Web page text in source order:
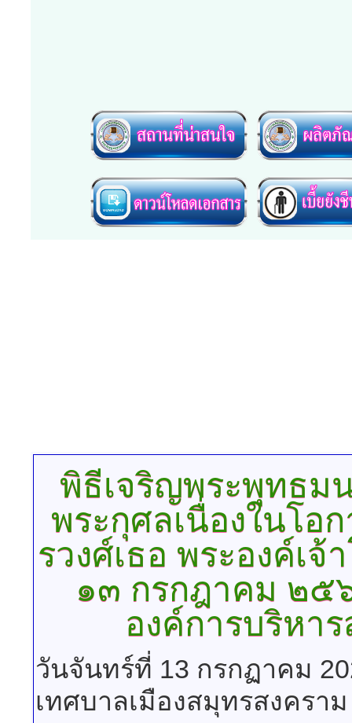
พิธีเจริญพระพุทธม
พระกุศลเนื่องในโอ
รวงศ์เธอ พระองค์เ
๑๓ กรกฎาคม ๒
องค์การบริหา
วันจันทร์ที่ 13 กรกฏาคม
เทศบาลเมืองสมุทรสงคราม